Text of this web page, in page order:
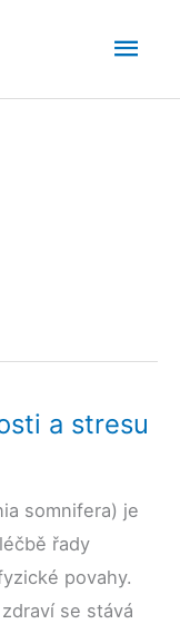
a stresu
somnifera) je
řady
povahy.
se stává